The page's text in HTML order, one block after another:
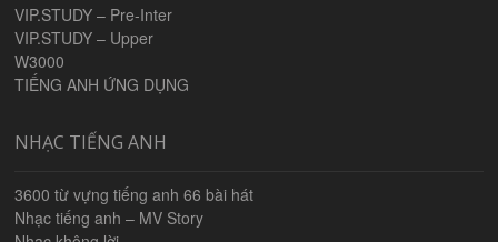
VIP.STUDY – Pre-Inter
VIP.STUDY – Upper
W3000
TIẾNG ANH ỨNG DỤNG
NHẠC TIẾNG ANH
3600 từ vựng tiếng anh 66 bài hát
Nhạc tiếng anh – MV Story